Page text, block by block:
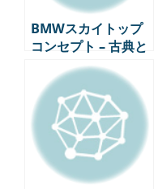
BMWスカイトップ
コンセプト – 古典と
未来が融合したラグ
ジュアリーツアラー